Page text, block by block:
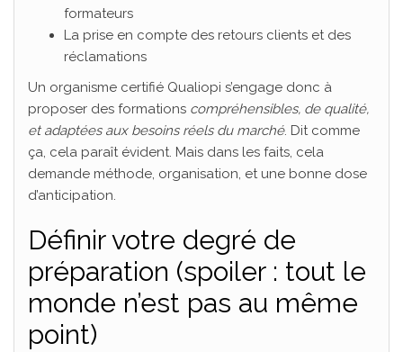
formateurs
La prise en compte des retours clients et des
réclamations
Un organisme certifié Qualiopi s’engage donc à
proposer des formations compréhensibles, de qualité,
et adaptées aux besoins réels du marché. Dit comme
ça, cela paraît évident. Mais dans les faits, cela
demande méthode, organisation, et une bonne dose
d’anticipation.
Définir votre degré de
préparation (spoiler : tout le
monde n’est pas au même
point)